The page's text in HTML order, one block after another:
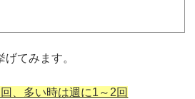
てみます。
、多い時は週に1～2回